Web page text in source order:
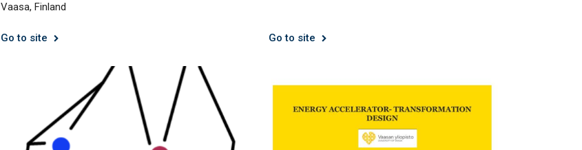
Vaasa, Finland
Go to site Go to site